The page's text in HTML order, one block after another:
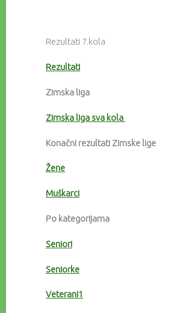
Rezultati 7.kola
Rezultati
Zimska liga
Zimska liga sva kola
Konačni rezultati Zimske lige
Žene
Muškarci
Po kategorijama
Seniori
Seniorke
Veterani1